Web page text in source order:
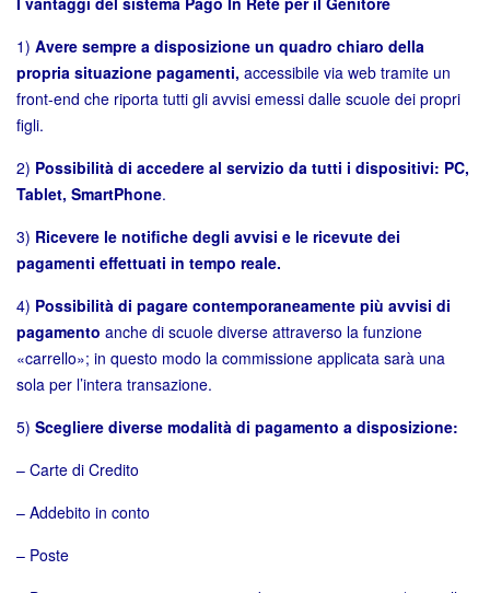
1) Avere sempre a disposizione un quadro chiaro della
propria situazione pagamenti, accessibile via web tramite un
front-end che riporta tutti gli avvisi emessi dalle scuole dei propri
figli.
2) Possibilità di accedere al servizio da tutti i dispositivi: PC,
Tablet, SmartPhone.
3) Ricevere le notifiche degli avvisi e le ricevute dei
pagamenti effettuati in tempo reale.
4) Possibilità di pagare contemporaneamente più avvisi di
pagamento anche di scuole diverse attraverso la funzione
«carrello»; in questo modo la commissione applicata sarà una
sola per l’intera transazione.
5) Scegliere diverse modalità di pagamento a disposizione:
– Carte di Credito
– Addebito in conto
– Poste